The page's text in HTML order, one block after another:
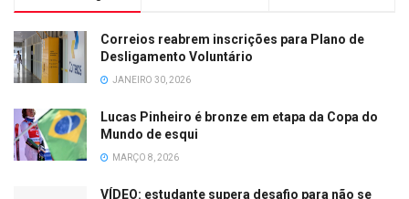
Correios reabrem inscrições para Plano de
Desligamento Voluntário
JANEIRO 30, 2026
Lucas Pinheiro é bronze em etapa da Copa do
Mundo de esqui
MARÇO 8, 2026
VÍDEO: estudante supera desafio para não se